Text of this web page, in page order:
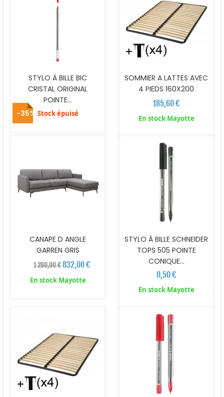
STYLO À BILLE BIC
CRISTAL ORIGINAL
POINTE...
Stock épuisé
SOMMIER A LATTES AVEC
4 PIEDS 160X200
185,60 €
En stock Mayotte
-35%
CANAPE D ANGLE
GARREN GRIS
1 280,00 € 832,00 €
En stock Mayotte
STYLO À BILLE SCHNEIDER
TOPS 505 POINTE
CONIQUE...
0,50 €
En stock Mayotte